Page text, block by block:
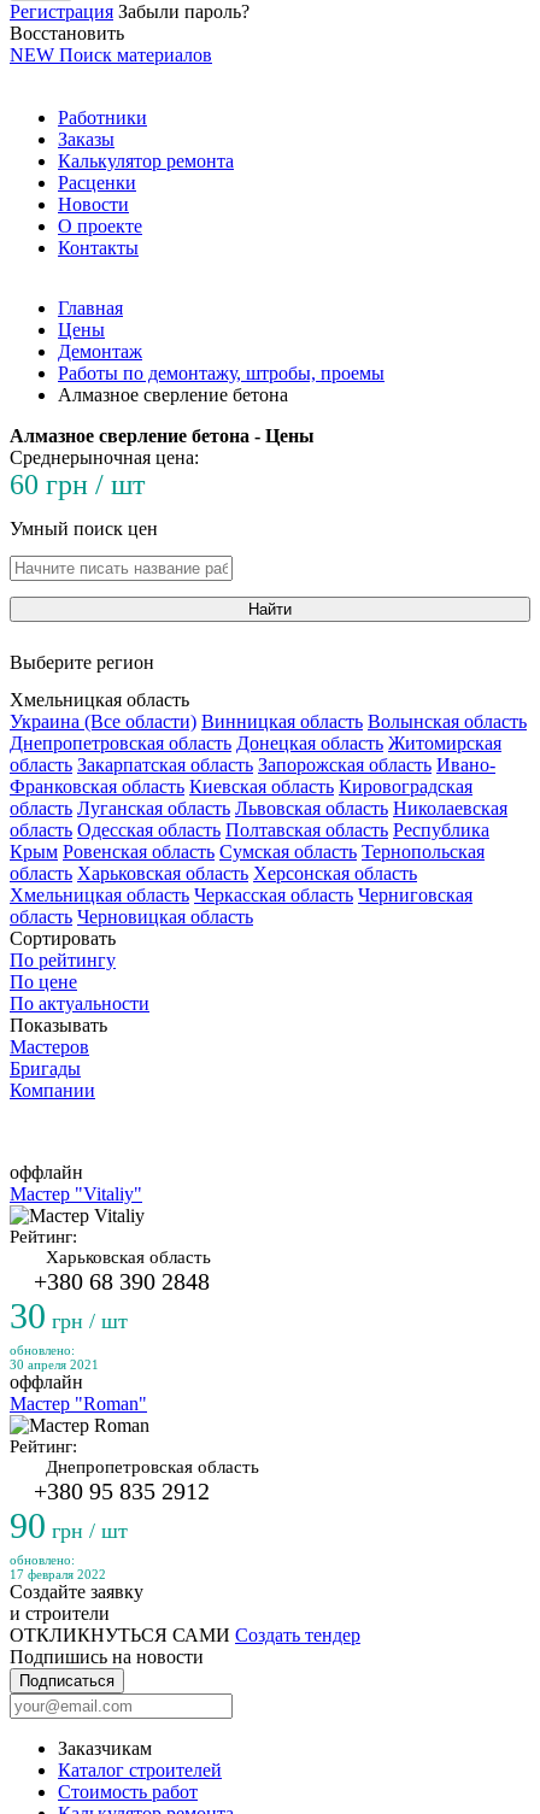
Регистрация Забыли пароль?
Восстановить
NEW Поиск материалов
Работники
Заказы
Калькулятор ремонта
Расценки
Новости
О проекте
Контакты
Главная
Цены
Демонтаж
Работы по демонтажу, штробы, проемы
Алмазное сверление бетона
Алмазное сверление бетона - Цены
Среднерыночная цена:
60 грн / шт
Умный поиск цен
Найти
Выберите регион
Хмельницкая область
Украина (Все области) Винницкая область Волынская область
Днепропетровская область Донецкая область Житомирская
область Закарпатская область Запорожская область Ивано-
Франковская область Киевская область Кировоградская
область Луганская область Львовская область Николаевская
область Одесская область Полтавская область Республика
Крым Ровенская область Сумская область Тернопольская
область Харьковская область Херсонская область
Хмельницкая область Черкасская область Черниговская
область Черновицкая область
Сортировать
По рейтингу
По цене
По актуальности
Показывать
Мастеров
Бригады
Компании
оффлайн
Мастер "Vitaliy"
Рейтинг:
Харьковская область
+380 68 390 2848
30 грн / шт
обновлено:
30 апреля 2021
оффлайн
Мастер "Roman"
Рейтинг:
Днепропетровская область
+380 95 835 2912
90 грн / шт
обновлено:
17 февраля 2022
Создайте заявку
и строители
ОТКЛИКНУТЬСЯ САМИ Создать тендер
Подпишись на новости
Подписаться
Заказчикам
Каталог строителей
Стоимость работ